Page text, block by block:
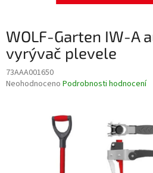
WOLF-Garten IW-A
vyrývač plevele
73AAA001650
Průměrné
Neohodnoceno Podrobnosti hodnocení